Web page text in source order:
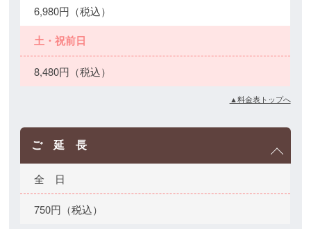
6,980円（税込）
土・祝前日
8,480円（税込）
▲料金表トップへ
ご 延 長
全 日
750円（税込）